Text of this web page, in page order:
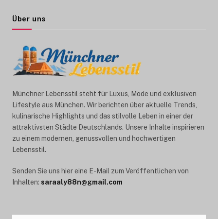
Über uns
Münchner Lebensstil steht für Luxus, Mode und exklusiven
Lifestyle aus München. Wir berichten über aktuelle Trends,
kulinarische Highlights und das stilvolle Leben in einer der
attraktivsten Städte Deutschlands. Unsere Inhalte inspirieren
zu einem modernen, genussvollen und hochwertigen
Lebensstil.
Senden Sie uns hier eine E-Mail zum Veröffentlichen von
Inhalten: saraaly88n@gmail.com